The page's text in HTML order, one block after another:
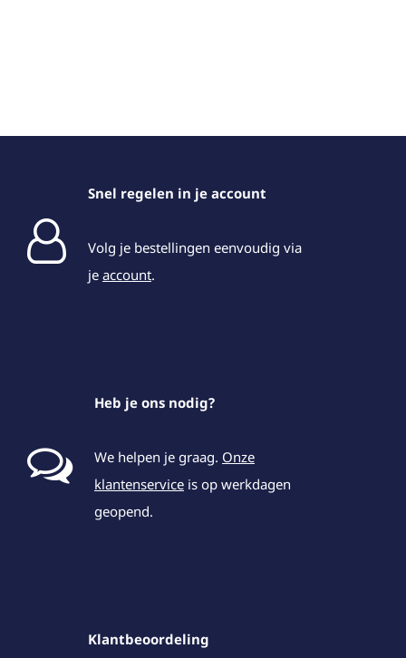
Snel regelen in je account
Volg je bestellingen eenvoudig via
je account.
Heb je ons nodig?
We helpen je graag. Onze
klantenservice is op werkdagen
geopend.
Klantbeoordeling